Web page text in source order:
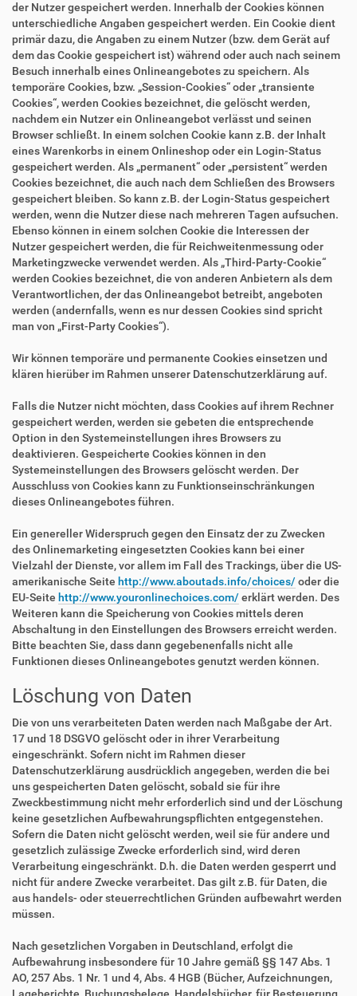
der Nutzer gespeichert werden. Innerhalb der Cookies können
unterschiedliche Angaben gespeichert werden. Ein Cookie dient
primär dazu, die Angaben zu einem Nutzer (bzw. dem Gerät auf
dem das Cookie gespeichert ist) während oder auch nach seinem
Besuch innerhalb eines Onlineangebotes zu speichern. Als
temporäre Cookies, bzw. „Session-Cookies“ oder „transiente
Cookies“, werden Cookies bezeichnet, die gelöscht werden,
nachdem ein Nutzer ein Onlineangebot verlässt und seinen
Browser schließt. In einem solchen Cookie kann z.B. der Inhalt
eines Warenkorbs in einem Onlineshop oder ein Login-Status
gespeichert werden. Als „permanent“ oder „persistent“ werden
Cookies bezeichnet, die auch nach dem Schließen des Browsers
gespeichert bleiben. So kann z.B. der Login-Status gespeichert
werden, wenn die Nutzer diese nach mehreren Tagen aufsuchen.
Ebenso können in einem solchen Cookie die Interessen der
Nutzer gespeichert werden, die für Reichweitenmessung oder
Marketingzwecke verwendet werden. Als „Third-Party-Cookie“
werden Cookies bezeichnet, die von anderen Anbietern als dem
Verantwortlichen, der das Onlineangebot betreibt, angeboten
werden (andernfalls, wenn es nur dessen Cookies sind spricht
man von „First-Party Cookies“).
Wir können temporäre und permanente Cookies einsetzen und
klären hierüber im Rahmen unserer Datenschutzerklärung auf.
Falls die Nutzer nicht möchten, dass Cookies auf ihrem Rechner
gespeichert werden, werden sie gebeten die entsprechende
Option in den Systemeinstellungen ihres Browsers zu
deaktivieren. Gespeicherte Cookies können in den
Systemeinstellungen des Browsers gelöscht werden. Der
Ausschluss von Cookies kann zu Funktionseinschränkungen
dieses Onlineangebotes führen.
Ein genereller Widerspruch gegen den Einsatz der zu Zwecken
des Onlinemarketing eingesetzten Cookies kann bei einer
Vielzahl der Dienste, vor allem im Fall des Trackings, über die US-
amerikanische Seite http://www.aboutads.info/choices/ oder die
EU-Seite http://www.youronlinechoices.com/ erklärt werden. Des
Weiteren kann die Speicherung von Cookies mittels deren
Abschaltung in den Einstellungen des Browsers erreicht werden.
Bitte beachten Sie, dass dann gegebenenfalls nicht alle
Funktionen dieses Onlineangebotes genutzt werden können.
Löschung von Daten
Die von uns verarbeiteten Daten werden nach Maßgabe der Art.
17 und 18 DSGVO gelöscht oder in ihrer Verarbeitung
eingeschränkt. Sofern nicht im Rahmen dieser
Datenschutzerklärung ausdrücklich angegeben, werden die bei
uns gespeicherten Daten gelöscht, sobald sie für ihre
Zweckbestimmung nicht mehr erforderlich sind und der Löschung
keine gesetzlichen Aufbewahrungspflichten entgegenstehen.
Sofern die Daten nicht gelöscht werden, weil sie für andere und
gesetzlich zulässige Zwecke erforderlich sind, wird deren
Verarbeitung eingeschränkt. D.h. die Daten werden gesperrt und
nicht für andere Zwecke verarbeitet. Das gilt z.B. für Daten, die
aus handels- oder steuerrechtlichen Gründen aufbewahrt werden
müssen.
Nach gesetzlichen Vorgaben in Deutschland, erfolgt die
Aufbewahrung insbesondere für 10 Jahre gemäß §§ 147 Abs. 1
AO, 257 Abs. 1 Nr. 1 und 4, Abs. 4 HGB (Bücher, Aufzeichnungen,